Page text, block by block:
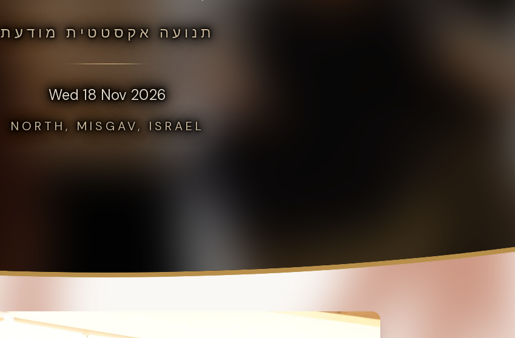
תנועה אקסטטית מודעת
Wed 18 Nov 2026
NORTH, MISGAV, ISRAEL